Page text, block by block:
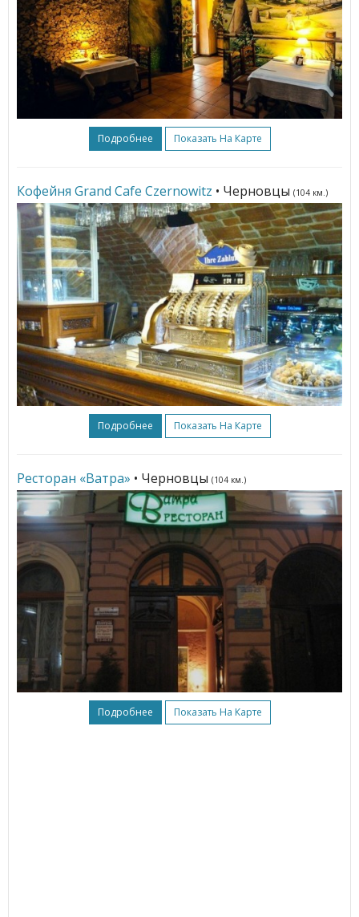
Подробнее Показать На Карте
Кофейня Grand Сafe Czernowitz • Черновцы (104 км.)
Подробнее Показать На Карте
Ресторан «Ватра» • Черновцы (104 км.)
Подробнее Показать На Карте